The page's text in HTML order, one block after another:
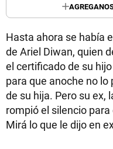
Hasta ahora se había
de Ariel Diwan, quien
el certificado de su
para que anoche no
de su hija. Pero su ex,
rompió el silencio
Mirá lo que le dijo en